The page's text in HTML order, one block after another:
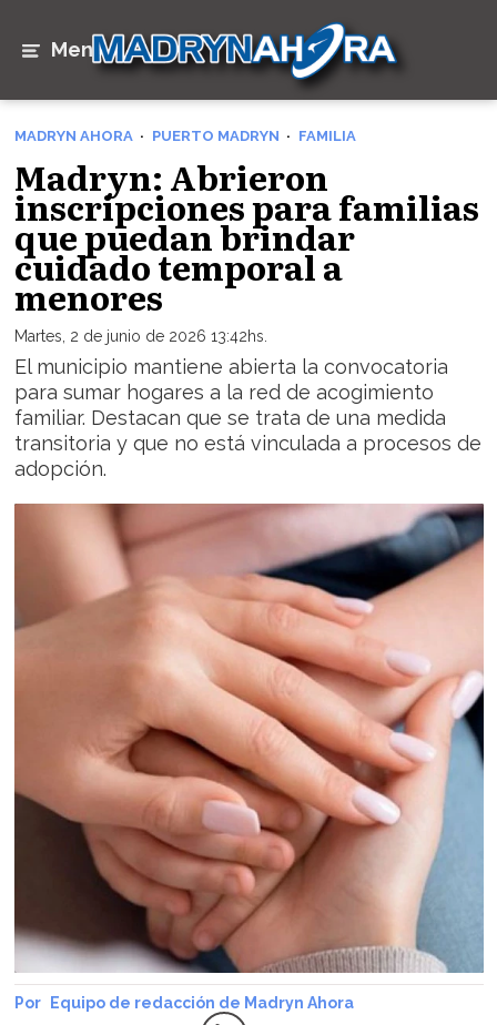
Menú
MADRYN AHORA PUERTO MADRYN FAMILIA
Madryn: Abrieron
inscripciones para familias
que puedan brindar
cuidado temporal a
menores
Martes, 2 de junio de 2026 13:42hs.
El municipio mantiene abierta la convocatoria
para sumar hogares a la red de acogimiento
familiar. Destacan que se trata de una medida
transitoria y que no está vinculada a procesos de
adopción.
Equipo de redacción de Madryn Ahora